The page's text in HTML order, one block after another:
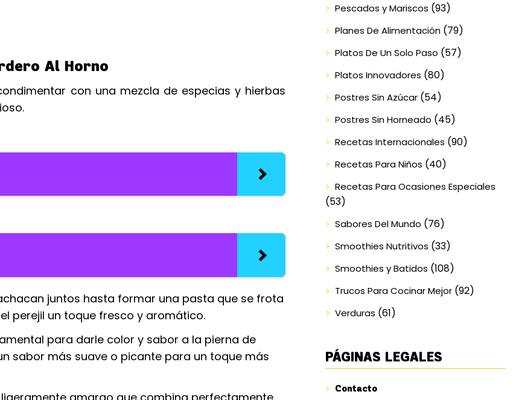
Al Horno
con una mezcla de especias y hierbas
juntos hasta formar una pasta que se frota
perejil un toque fresco y aromático.
para darle color y sabor a la pierna de
sabor más suave o picante para un toque más
Pescados y Mariscos (93)
Planes De Alimentación(79)
Platos De Un Solo Paso (57)
Platos Innovadores (80)
Postres Sin Azúcar(54)
Postres Sin Horneado (45)
Recetas Internacionales (90)
Recetas Para Niños (40)
Recetas Para Ocasiones Especiales
(53)
Sabores Del Mundo (76)
Smoothies Nutritivos (33)
Smoothies y Batidos (108)
Trucos Para Cocinar Mejor(92)
Verduras (61)
PÁGINAS LEGALES
Contacto